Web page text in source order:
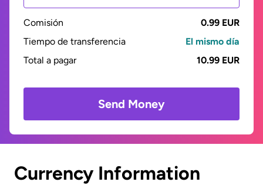
Comisión
0.99 EUR
Tiempo de transferencia
El mismo día
Total a pagar
10.99 EUR
Send Money
Currency Information